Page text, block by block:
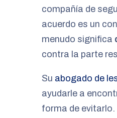
compañía de
acuerdo es un
menudo significa
contra la parte
Su abogado de
ayudarle a
forma de